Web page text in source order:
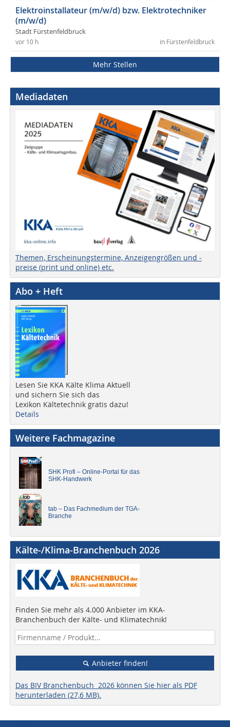
Elektroinstallateur (m/w/d) bzw. Elektrotechniker
(m/w/d)
Stadt Fürstenfeldbruck
in Fürstenfeldbruck
vor 10 h
Mehr Stellen
Mediadaten
Themen, Erscheinungstermine, Anzeigengrößen und -
preise (print und online) etc.
Abo + Heft
Lesen Sie KKA Kälte Klima Aktuell
und sichern Sie sich das
Lexikon Kältetechnik gratis dazu!
Details
Weitere Fachmagazine
SHK Profi – Online-Portal für das
SHK-Handwerk
tab – Das Fachmedium der TGA-
Branche
Kälte-/Klima-Branchenbuch 2026
Finden Sie mehr als 4.000 Anbieter im KKA-
Branchenbuch der Kälte- und Klimatechnik!
Anbieter finden!
Das BIV Branchenbuch 2026 können Sie hier als PDF
herunterladen (27,6 MB).